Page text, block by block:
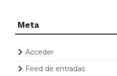
Meta
Acceder
Feed de entradas